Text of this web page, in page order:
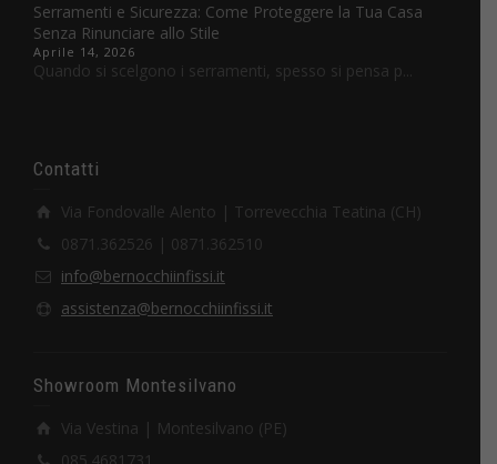
Serramenti e Sicurezza: Come Proteggere la Tua Casa
Senza Rinunciare allo Stile
Aprile 14, 2026
Quando si scelgono i serramenti, spesso si pensa p...
Contatti
Via Fondovalle Alento | Torrevecchia Teatina (CH)
0871.362526 | 0871.362510
info@bernocchiinfissi.it
assistenza@bernocchiinfissi.it
Showroom Montesilvano
Via Vestina | Montesilvano (PE)